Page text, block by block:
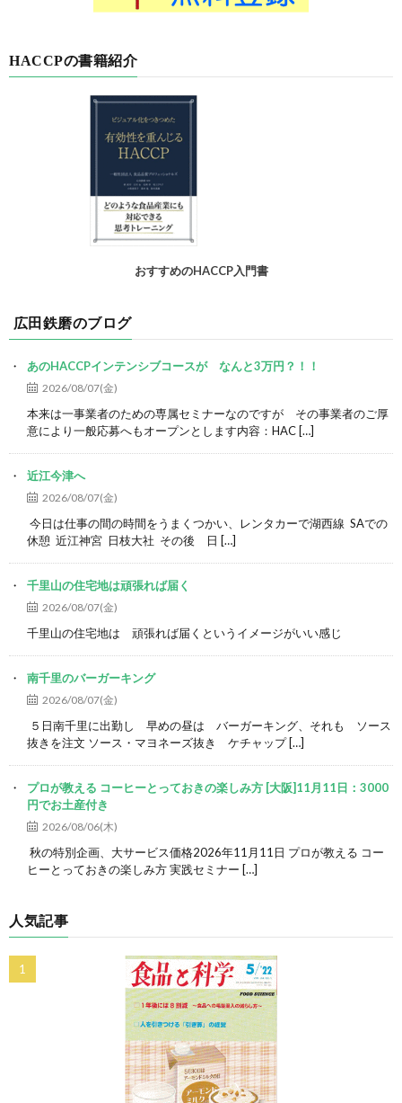
HACCPの書籍紹介
おすすめのHACCP入門書
広田鉄磨のブログ
あのHACCPインテンシブコースが なんと3万円？！！
2026/08/07(金)
本来は一事業者のための専属セミナーなのですが その事業者のご厚
意により一般応募へもオープンとします内容：HAC […]
近江今津へ
2026/08/07(金)
今日は仕事の間の時間をうまくつかい、レンタカーで湖西線 SAでの
休憩 近江神宮 日枝大社 その後 日 […]
千里山の住宅地は頑張れば届く
2026/08/07(金)
千里山の住宅地は 頑張れば届くというイメージがいい感じ
南千里のバーガーキング
2026/08/07(金)
５日南千里に出勤し 早めの昼は バーガーキング、それも ソース
抜きを注文 ソース・マヨネーズ抜き ケチャップ […]
プロが教える コーヒーとっておきの楽しみ方 [大阪]11月11日：3000
円でお土産付き
2026/08/06(木)
秋の特別企画、大サービス価格2026年11月11日 プロが教える コー
ヒーとっておきの楽しみ方 実践セミナー […]
人気記事